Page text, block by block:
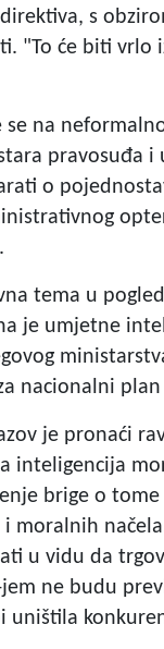
s
"To će biti vrlo
se na
pravosuđa i
o
tema u
je umjetne
nacionalni
je pronaći
inteligencija
brige o
moralnih
u vidu da
jem ne budu
uništila